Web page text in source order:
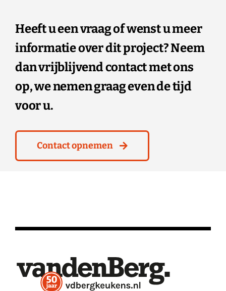
Heeft u een vraag of wenst u meer
informatie over dit project? Neem
dan vrijblijvend contact met ons
op, we nemen graag even de tijd
voor u.
Contact opnemen